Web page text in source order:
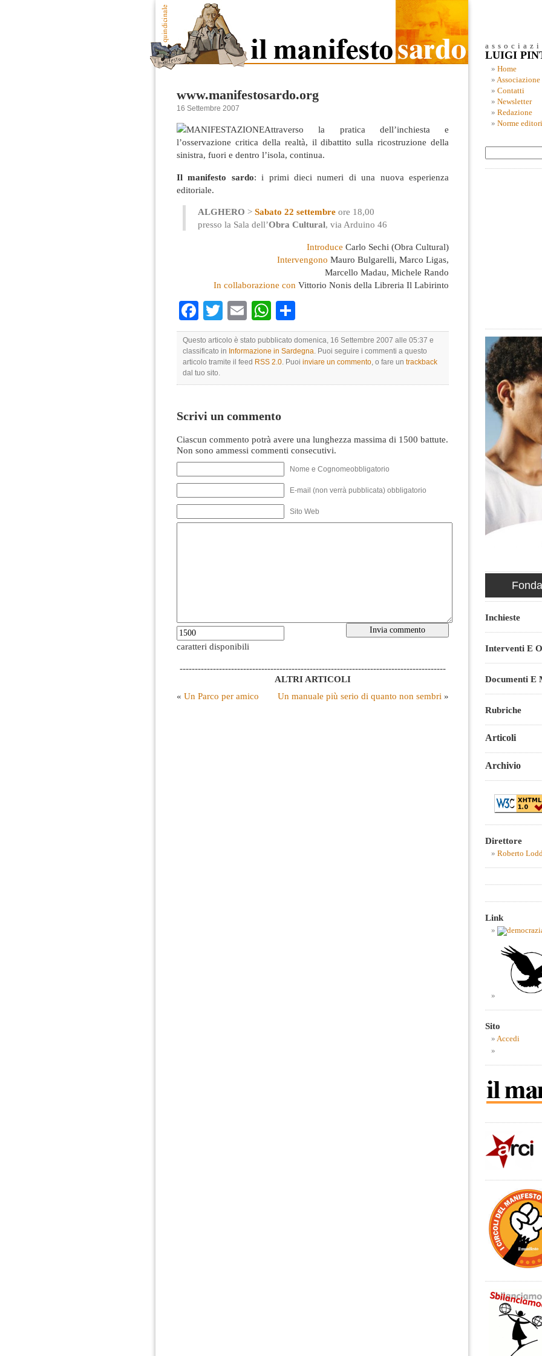
www.manifestosardo.org
16 Settembre 2007
Attraverso la pratica dell’inchiesta e
l’osservazione critica della realtà, il dibattito sulla ricostruzione della
sinistra, fuori e dentro l’isola, continua.
Il manifesto sardo: i primi dieci numeri di una nuova esperienza
editoriale.
ALGHERO > Sabato 22 settembre ore 18,00
presso la Sala dell’Obra Cultural, via Arduino 46
Introduce Carlo Sechi (Obra Cultural)
Intervengono Mauro Bulgarelli, Marco Ligas,
Marcello Madau, Michele Rando
In collaborazione con Vittorio Nonis della Libreria Il Labirinto
Facebook
TwitterEmailWhatsApp
Questo articolo è stato pubblicato domenica, 16 Settembre 2007 alle 05:37 e
classificato in Informazione in Sardegna. Puoi seguire i commenti a questo
articolo tramite il feed RSS 2.0. Puoi inviare un commento, o fare un trackback
dal tuo sito.
Scrivi un commento
Ciascun commento potrà avere una lunghezza massima di 1500 battute.
Non sono ammessi commenti consecutivi.
Nome e Cognomeobbligatorio
E-mail (non verrà pubblicata) obbligatorio
Sito Web
caratteri disponibili
----------------------------------------------------------------------------------------
ALTRI ARTICOLI
« Un Parco per amico Un manuale più serio di quanto non sembri »
LUIGI
Home
Associazione
Contatti
Newsletter
Redazione
Norme
Inchieste
Interventi E
Documenti E
Rubriche
Articoli
Archivio
Direttore
Roberto
Link
Sito
Accedi